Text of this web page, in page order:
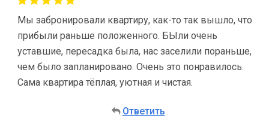
Мы забронировали квартиру, как-то так вышло, что
прибыли раньше положенного. БЫли очень
уставшие, пересадка была, нас заселили пораньше,
чем было запланировано. Очень это понравилось.
Сама квартира тёплая, уютная и чистая.
Ответить